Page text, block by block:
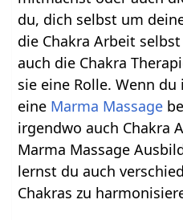
du, dich selbst um
die Chakra Arbeit
auch die Chakra
sie eine Rolle. Wenn
eine Marma Massage
irgendwo auch Chakra
Marma Massage
lernst du auch
Chakras zu